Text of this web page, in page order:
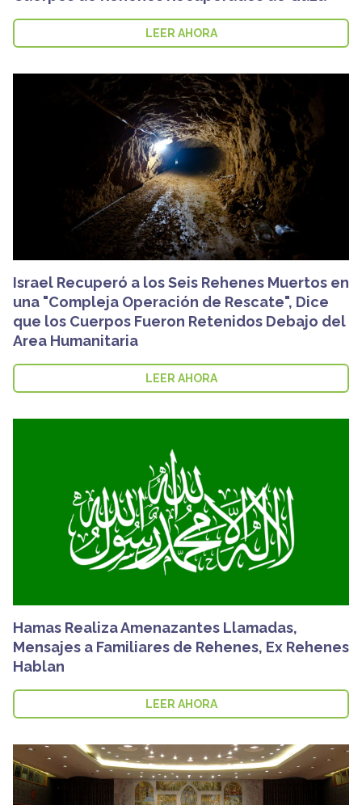
LEER AHORA
Israel Recuperó a los Seis Rehenes Muertos en
una "Compleja Operación de Rescate", Dice
que los Cuerpos Fueron Retenidos Debajo del
Area Humanitaria
LEER AHORA
Hamas Realiza Amenazantes Llamadas,
Mensajes a Familiares de Rehenes, Ex Rehenes
Hablan
LEER AHORA